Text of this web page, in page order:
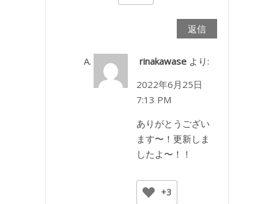
返信
rinakawase より:
2022年6月25日
7:13 PM
ありがとうござい
ます〜！更新しま
したよ〜！！
+3